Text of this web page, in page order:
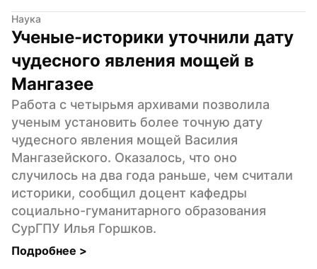
Наука
Ученые-историки уточнили дату
чудесного явления мощей в
Мангазее
Работа с четырьмя архивами позволила
ученым установить более точную дату
чудесного явления мощей Василия
Мангазейского. Оказалось, что оно
случилось на два года раньше, чем считали
историки, сообщил доцент кафедры
социально-гуманитарного образования
СурГПУ Илья Горшков.
Подробнее >